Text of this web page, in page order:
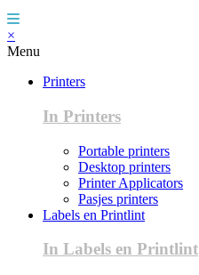
×
Menu
Printers
In Printers
Portable printers
Desktop printers
Printer Applicators
Pasjes printers
Labels en Printlint
In Labels en Printlint